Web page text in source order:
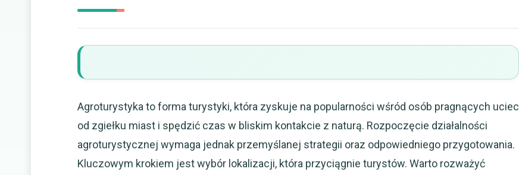
Agroturystyka to forma turystyki, która zyskuje na popularności wśród osób pragnących uciec
od zgiełku miast i spędzić czas w bliskim kontakcie z naturą. Rozpoczęcie działalności
agroturystycznej wymaga jednak przemyślanej strategii oraz odpowiedniego przygotowania.
Kluczowym krokiem jest wybór lokalizacji, która przyciągnie turystów. Warto rozważyć